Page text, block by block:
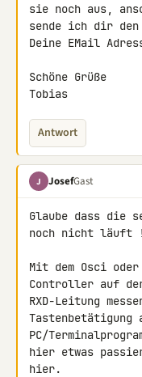
sie noch aus,
sende ich dir den
Deine EMail
Schöne Grüße
Tobias
Antwort
J JosefGast
Glaube dass die
noch nicht läuft
Mit dem Osci
Controller auf
RXD-Leitung
Tastenbetätigung
PC/
hier etwas
hier.